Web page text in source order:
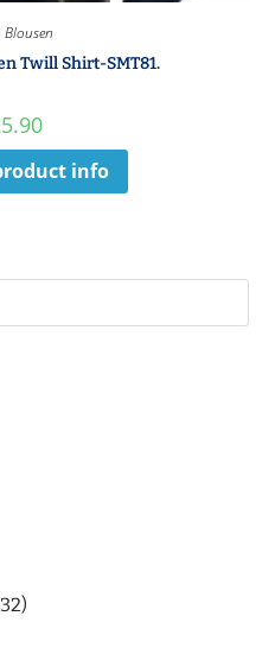
Blousen
Twill Shirt-SMT81.
info
32